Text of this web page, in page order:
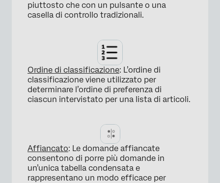
piuttosto che con un pulsante o una
casella di controllo tradizionali.
Ordine di classificazione: L’ordine di
classificazione viene utilizzato per
determinare l’ordine di preferenza di
ciascun intervistato per una lista di articoli.
Affiancato: Le domande affiancate
consentono di porre più domande in
un’unica tabella condensata e
rappresentano un modo efficace per